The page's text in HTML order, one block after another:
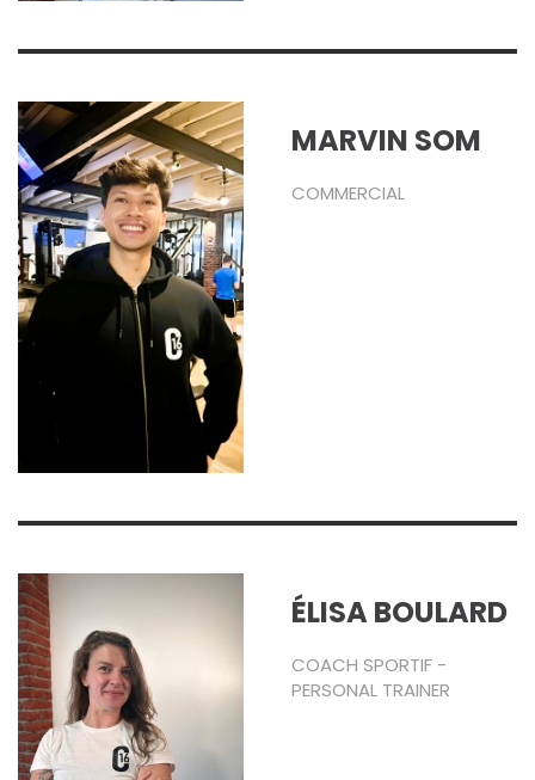
MARVIN SOM
COMMERCIAL
ÉLISA BOULARD
COACH SPORTIF -
PERSONAL TRAINER